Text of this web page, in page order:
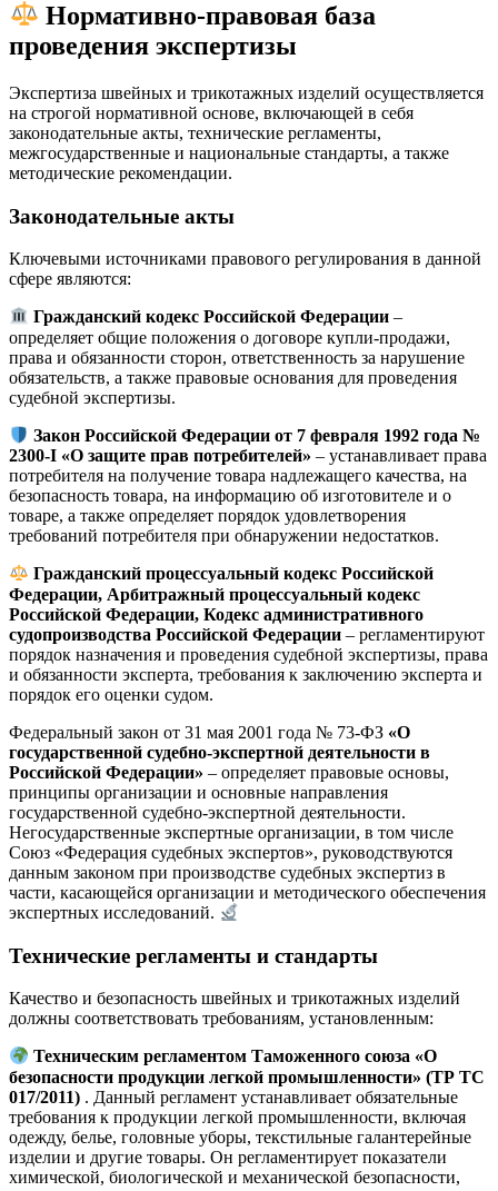
Нормативно-правовая база
проведения экспертизы
Экспертиза швейных и трикотажных изделий осуществляется
на строгой нормативной основе, включающей в себя
законодательные акты, технические регламенты,
межгосударственные и национальные стандарты, а также
методические рекомендации.
Законодательные акты
Ключевыми источниками правового регулирования в данной
сфере являются:
Гражданский кодекс Российской Федерации –
определяет общие положения о договоре купли-продажи,
права и обязанности сторон, ответственность за нарушение
обязательств, а также правовые основания для проведения
судебной экспертизы.
Закон Российской Федерации от 7 февраля 1992 года №
2300‑I «О защите прав потребителей» – устанавливает права
потребителя на получение товара надлежащего качества, на
безопасность товара, на информацию об изготовителе и о
товаре, а также определяет порядок удовлетворения
требований потребителя при обнаружении недостатков.
Гражданский процессуальный кодекс Российской
Федерации, Арбитражный процессуальный кодекс
Российской Федерации, Кодекс административного
судопроизводства Российской Федерации – регламентируют
порядок назначения и проведения судебной экспертизы, права
и обязанности эксперта, требования к заключению эксперта и
порядок его оценки судом.
Федеральный закон от 31 мая 2001 года № 73‑ФЗ «О
государственной судебно-экспертной деятельности в
Российской Федерации» – определяет правовые основы,
принципы организации и основные направления
государственной судебно-экспертной деятельности.
Негосударственные экспертные организации, в том числе
Союз «Федерация судебных экспертов», руководствуются
данным законом при производстве судебных экспертиз в
части, касающейся организации и методического обеспечения
экспертных исследований.
Технические регламенты и стандарты
Качество и безопасность швейных и трикотажных изделий
должны соответствовать требованиям, установленным:
Техническим регламентом Таможенного союза «О
безопасности продукции легкой промышленности» (ТР ТС
017/2011) . Данный регламент устанавливает обязательные
требования к продукции легкой промышленности, включая
одежду, белье, головные уборы, текстильные галантерейные
изделии и другие товары. Он регламентирует показатели
химической, биологической и механической безопасности,